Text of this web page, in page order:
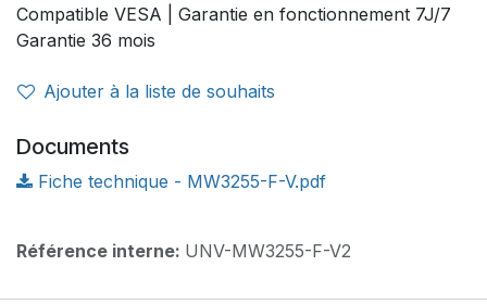
Compatible VESA | Garantie en fonctionnement 7J/7
Garantie 36 mois
Ajouter à la liste de souhaits
Documents
Fiche technique - MW3255-F-V.pdf
Référence interne: UNV-MW3255-F-V2